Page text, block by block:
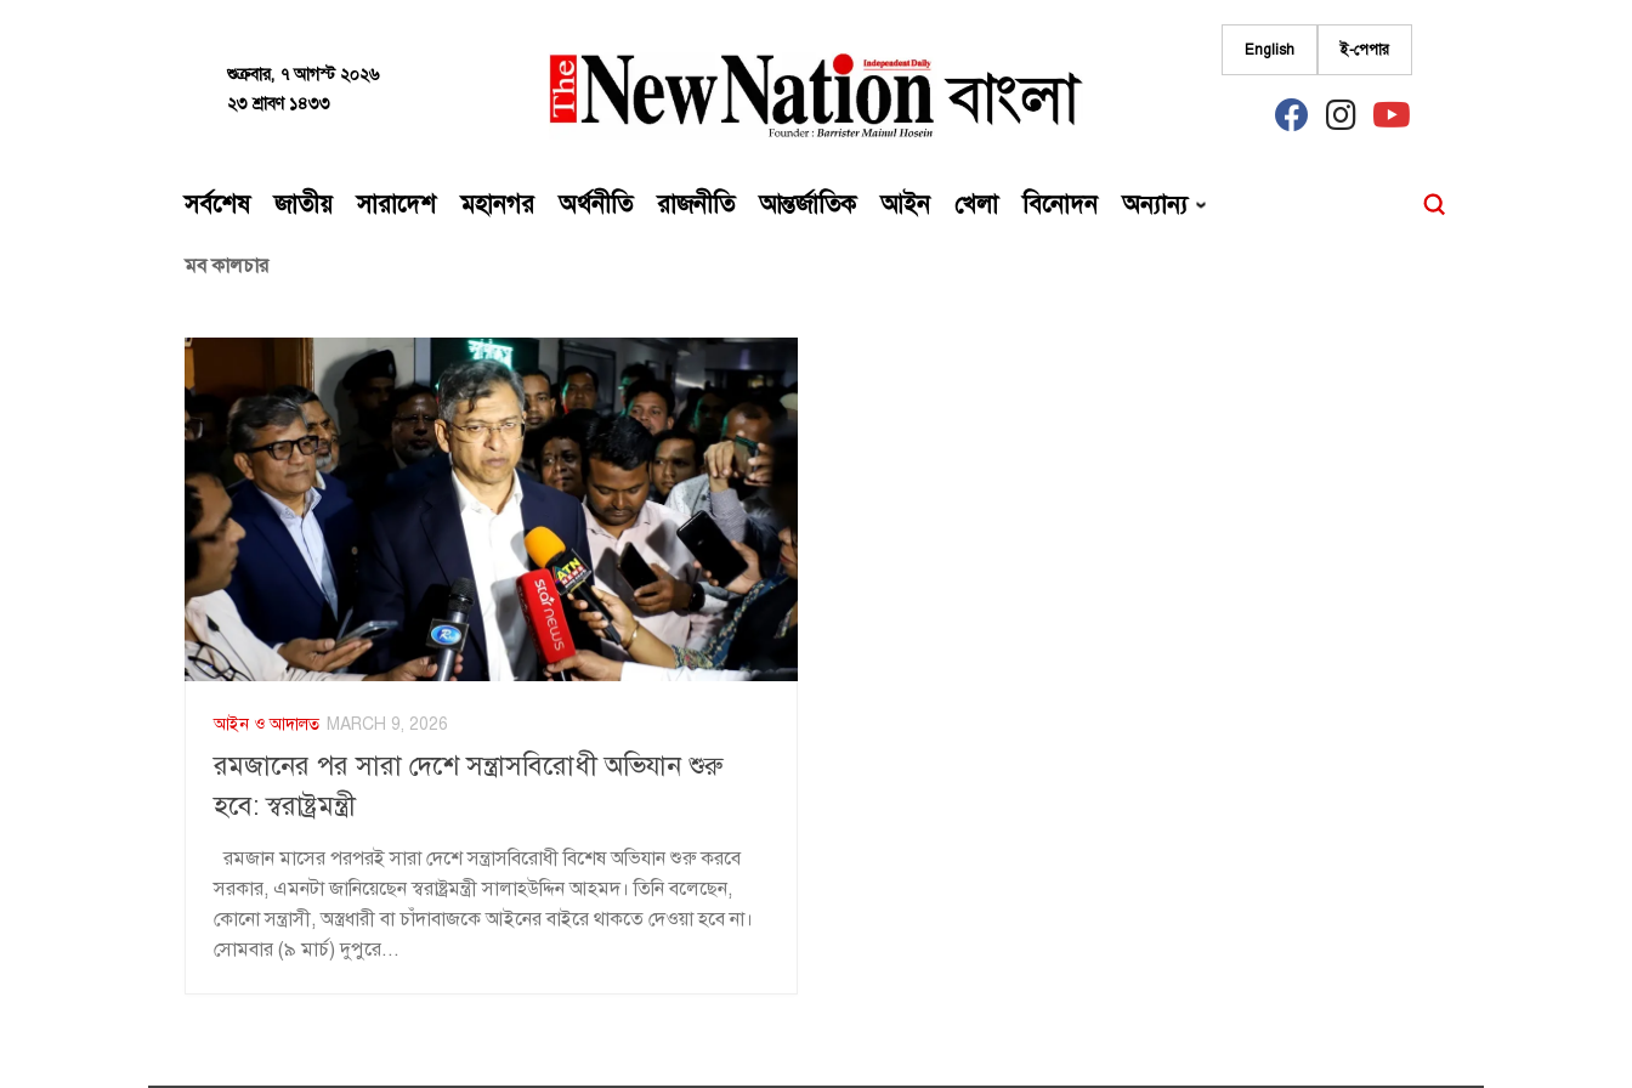
শুক্রবার, ৭ আগস্ট ২০২৬
২৩ শ্রাবণ ১৪৩৩
English ই-পেপার
fab
fa-
fab
fa-
fab
fa-
সর্বশেষ জাতীয় সারাদেশ মহানগর অর্থনীতি রাজনীতি আন্তর্জাতিক আইন খেলা বিনোদন অন্যান্য
মব কালচার
আইন ও আদালত MARCH 9, 2026
রমজানের পর সারা দেশে সন্ত্রাসবিরোধী অভিযান শুরু
হবে: স্বরাষ্ট্রমন্ত্রী
রমজান মাসের পরপরই সারা দেশে সন্ত্রাসবিরোধী বিশেষ অভিযান শুরু করবে
সরকার, এমনটা জানিয়েছেন স্বরাষ্ট্রমন্ত্রী সালাহউদ্দিন আহমদ। তিনি বলেছেন,
কোনো সন্ত্রাসী, অস্ত্রধারী বা চাঁদাবাজকে আইনের বাইরে থাকতে দেওয়া হবে না।
সোমবার (৯ মার্চ) দুপুরে...